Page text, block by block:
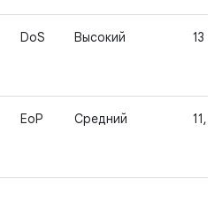
DoS Высокий 13
EoP Средний 11,